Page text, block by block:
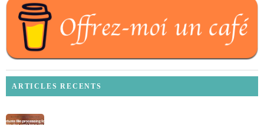
ARTICLES RECENTS